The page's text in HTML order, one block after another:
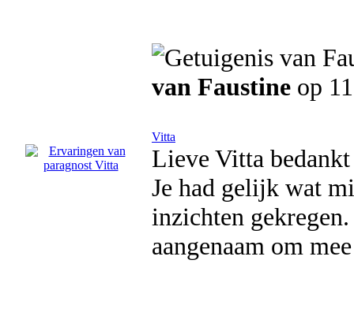
van Faustine op
Vitta
Lieve Vitta
Je had gelijk wat
inzichten
aangenaam om